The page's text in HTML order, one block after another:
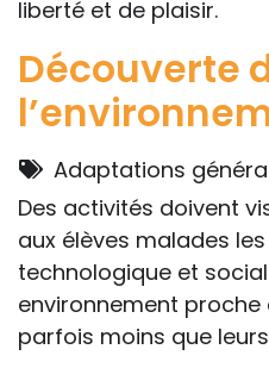
liberté et de plaisir.
Découverte
Adaptations
Des activités doivent
aux élèves malades
technologique et
environnement proche
parfois moins que